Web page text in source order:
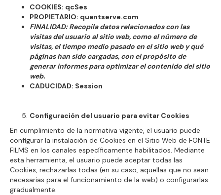
COOKIES: qcSes
PROPIETARIO: quantserve.com
FINALIDAD: Recopila datos relacionados con las
visitas del usuario al sitio web, como el número de
visitas, el tiempo medio pasado en el sitio web y qué
páginas han sido cargadas, con el propósito de
generar informes para optimizar el contenido del sitio
web.
CADUCIDAD: Session
Configuración del usuario para evitar Cookies
En cumplimiento de la normativa vigente, el usuario puede
configurar la instalación de Cookies en el Sitio Web de FONTE
FILMS en los canales específicamente habilitados. Mediante
esta herramienta, el usuario puede aceptar todas las
Cookies, rechazarlas todas (en su caso, aquellas que no sean
necesarias para el funcionamiento de la web) o configurarlas
gradualmente.